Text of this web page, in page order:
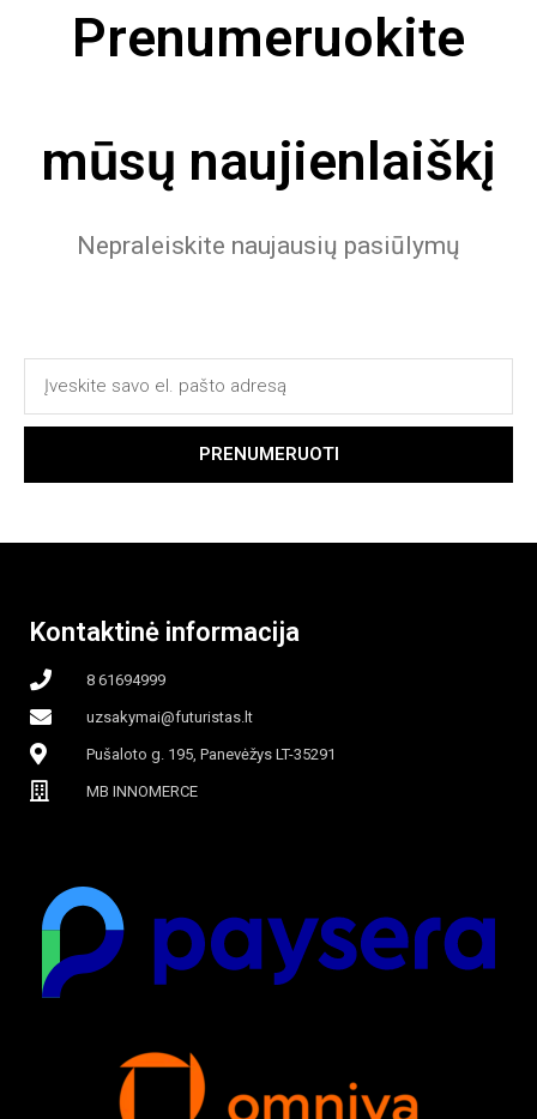
Prenumeruokite
mūsų naujienlaiškį
Nepraleiskite naujausių pasiūlymų
PRENUMERUOTI
Kontaktinė informacija
8 61694999
uzsakymai@futuristas.lt
Pušaloto g. 195, Panevėžys LT-35291
MB INNOMERCE